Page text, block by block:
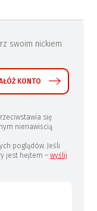
swoim nickiem
KONTO
się
nienawiścią
poglądów. Jeśli
jest hejtem –wyślij